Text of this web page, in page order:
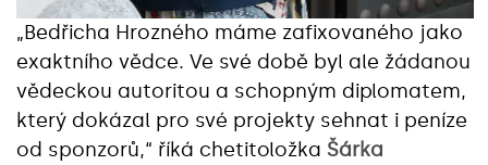
„Bedřicha Hrozného máme zafixovaného jako
exaktního vědce. Ve své době byl ale žádanou
vědeckou autoritou a schopným diplomatem,
který dokázal pro své projekty sehnat i peníze
od sponzorů,“ říká chetitoložka Šárka